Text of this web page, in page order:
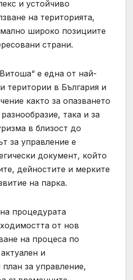
и устойчиво
на територията,
широко позициите
страни.
е една от най-
територии в България и
както за опазването
така и за
в близост до
за управление е
документ, който
дейностите и мерките
на парка.
процедурата
от нов
на процеса по
и
за управление,